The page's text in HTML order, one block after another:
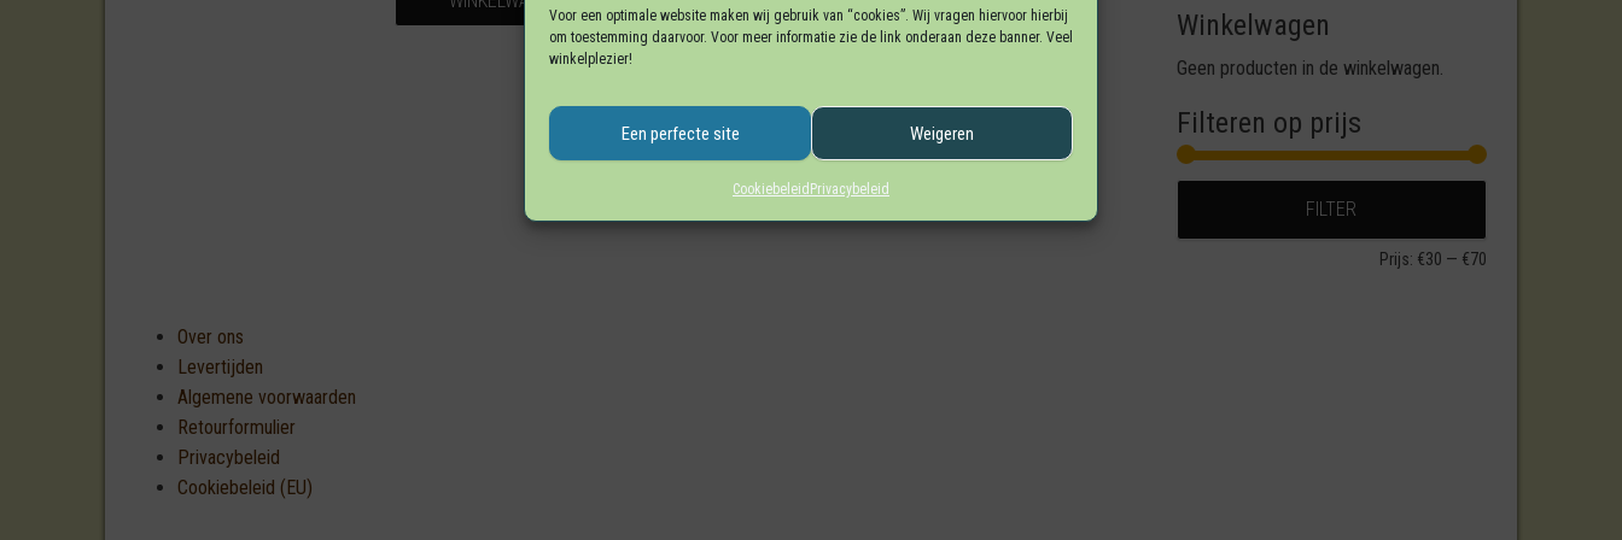
Voor een optimale website maken wij gebruik van “cookies”. Wij vragen hiervoor hierbij
om toestemming daarvoor. Voor meer informatie zie de link onderaan deze banner. Veel
winkelplezier!
Een perfecte site Weigeren
Cookiebeleid Privacybeleid
Winkelwagen
Geen producten in de winkelwagen.
Filteren op prijs
FILTER
Prijs: €30 — €70
Over ons
Levertijden
Algemene voorwaarden
Retourformulier
Privacybeleid
Cookiebeleid (EU)